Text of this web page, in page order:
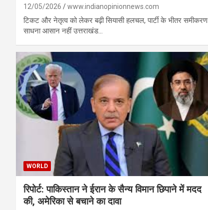
12/05/2026 www.indianopinionnews.com
टिकट और नेतृत्व को लेकर बढ़ी सियासी हलचल, पार्टी के भीतर समीकरण
साधना आसान नहीं उत्तराखंड…
WORLD
रिपोर्ट: पाकिस्तान ने ईरान के सैन्य विमान छिपाने में मदद
की, अमेरिका से बचाने का दावा